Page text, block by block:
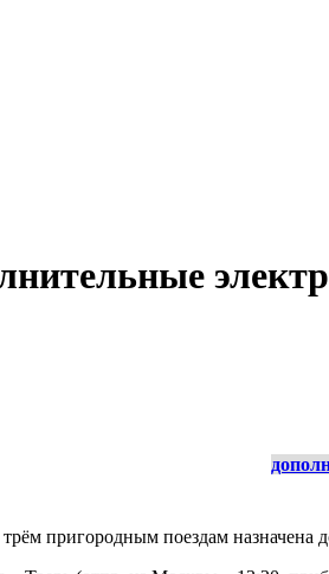
пригородным поездам назначена